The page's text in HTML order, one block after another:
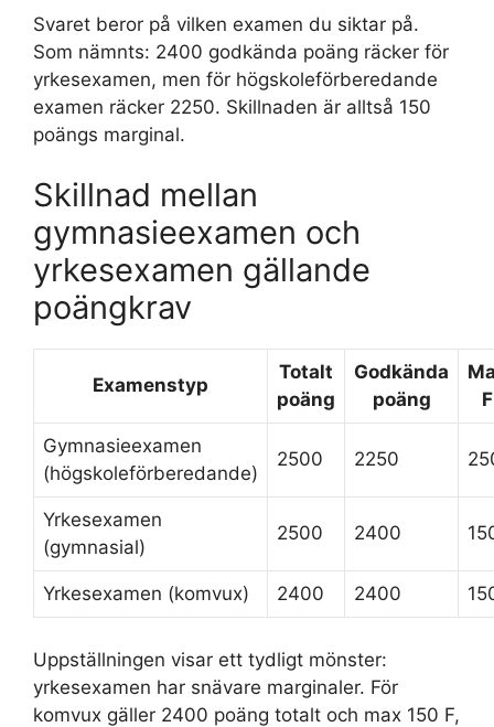
Svaret beror på vilken examen du siktar på.
Som nämnts: 2400 godkända poäng räcker för
yrkesexamen, men för högskoleförberedande
examen räcker 2250. Skillnaden är alltså 150
poängs marginal.
Skillnad mellan
gymnasieexamen och
yrkesexamen gällande
poängkrav
Examenstyp
Totalt
poäng
Godkända
poäng
F
Gymnasieexamen
(högskoleförberedande)
2500 2250
Yrkesexamen
(gymnasial)
2500 2400
Yrkesexamen (komvux) 2400 2400
Uppställningen visar ett tydligt mönster:
yrkesexamen har snävare marginaler. För
komvux gäller 2400 poäng totalt och max 150 F,